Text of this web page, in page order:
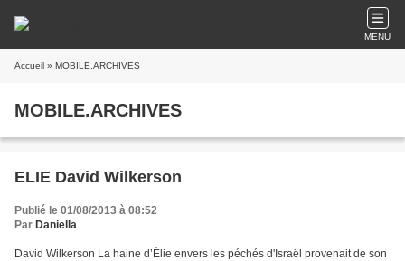
MENU
Accueil » MOBILE.ARCHIVES
MOBILE.ARCHIVES
ELIE David Wilkerson
Publié le 01/08/2013 à 08:52
Par Daniella
David Wilkerson La haine d’Élie envers les péchés d'Israël provenait de son